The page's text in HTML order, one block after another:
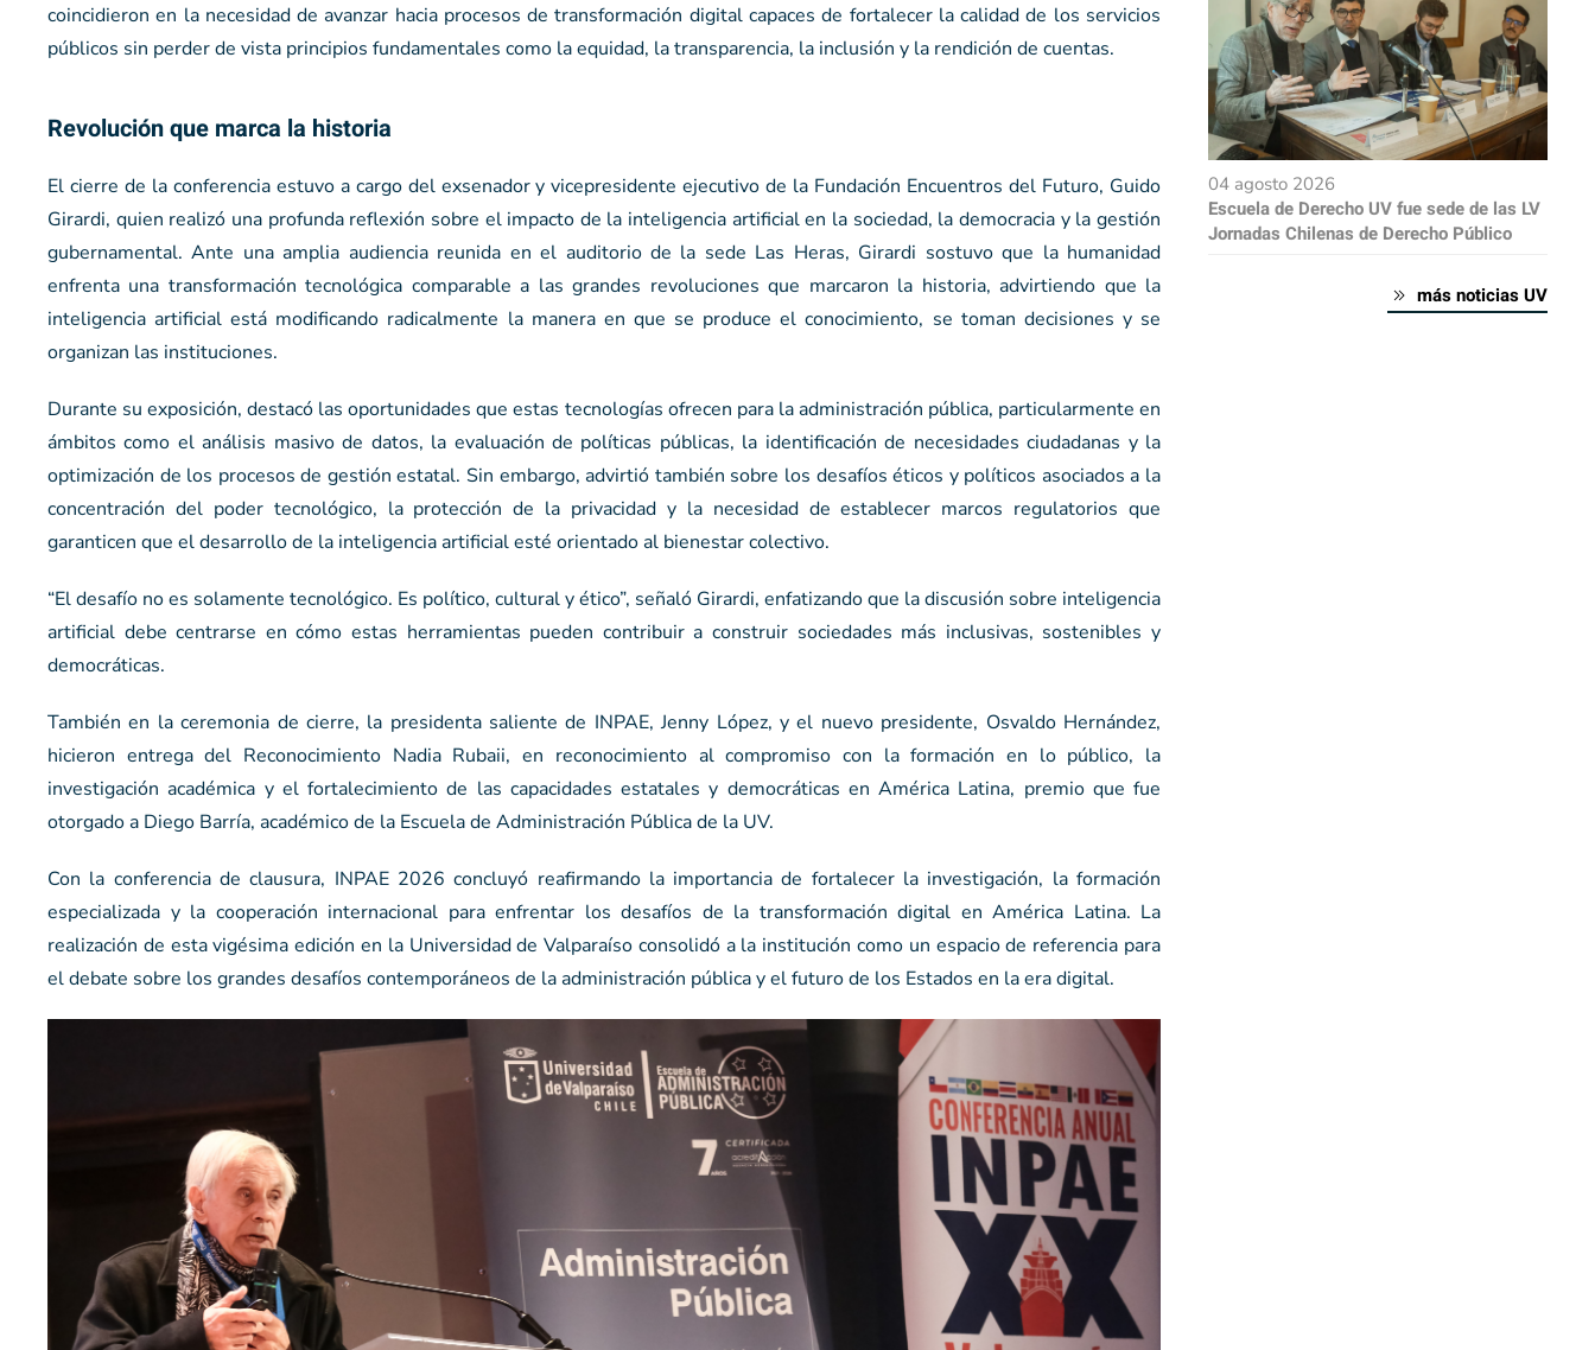
coincidieron en la necesidad de avanzar hacia procesos de transformación digital capaces de fortalecer la calidad de los servicios
públicos sin perder de vista principios fundamentales como la equidad, la transparencia, la inclusión y la rendición de cuentas.
Revolución que marca la historia
El cierre de la conferencia estuvo a cargo del exsenador y vicepresidente ejecutivo de la Fundación Encuentros del Futuro, Guido
Girardi, quien realizó una profunda reflexión sobre el impacto de la inteligencia artificial en la sociedad, la democracia y la gestión
gubernamental. Ante una amplia audiencia reunida en el auditorio de la sede Las Heras, Girardi sostuvo que la humanidad
enfrenta una transformación tecnológica comparable a las grandes revoluciones que marcaron la historia, advirtiendo que la
inteligencia artificial está modificando radicalmente la manera en que se produce el conocimiento, se toman decisiones y se
organizan las instituciones.
Durante su exposición, destacó las oportunidades que estas tecnologías ofrecen para la administración pública, particularmente en
ámbitos como el análisis masivo de datos, la evaluación de políticas públicas, la identificación de necesidades ciudadanas y la
optimización de los procesos de gestión estatal. Sin embargo, advirtió también sobre los desafíos éticos y políticos asociados a la
concentración del poder tecnológico, la protección de la privacidad y la necesidad de establecer marcos regulatorios que
garanticen que el desarrollo de la inteligencia artificial esté orientado al bienestar colectivo.
“El desafío no es solamente tecnológico. Es político, cultural y ético”, señaló Girardi, enfatizando que la discusión sobre inteligencia
artificial debe centrarse en cómo estas herramientas pueden contribuir a construir sociedades más inclusivas, sostenibles y
democráticas.
También en la ceremonia de cierre, la presidenta saliente de INPAE, Jenny López, y el nuevo presidente, Osvaldo Hernández,
hicieron entrega del Reconocimiento Nadia Rubaii, en reconocimiento al compromiso con la formación en lo público, la
investigación académica y el fortalecimiento de las capacidades estatales y democráticas en América Latina, premio que fue
otorgado a Diego Barría, académico de la Escuela de Administración Pública de la UV.
Con la conferencia de clausura, INPAE 2026 concluyó reafirmando la importancia de fortalecer la investigación, la formación
especializada y la cooperación internacional para enfrentar los desafíos de la transformación digital en América Latina. La
realización de esta vigésima edición en la Universidad de Valparaíso consolidó a la institución como un espacio de referencia para
el debate sobre los grandes desafíos contemporáneos de la administración pública y el futuro de los Estados en la era digital.
04 agosto 2026
Escuela de Derecho UV fue sede de las LV
Jornadas Chilenas de Derecho Público
más noticias UV